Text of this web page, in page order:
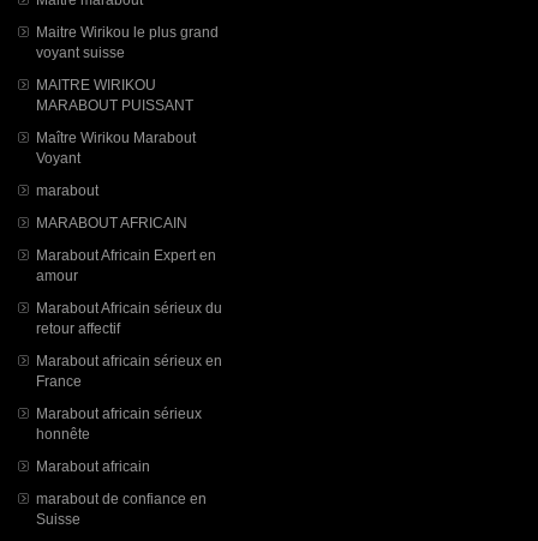
Maitre Wirikou le plus grand
voyant suisse
MAITRE WIRIKOU
MARABOUT PUISSANT
Maître Wirikou Marabout
Voyant
marabout
MARABOUT AFRICAIN
Marabout Africain Expert en
amour
Marabout Africain sérieux du
retour affectif
Marabout africain sérieux en
France
Marabout africain sérieux
honnête
Marabout africain
marabout de confiance en
Suisse